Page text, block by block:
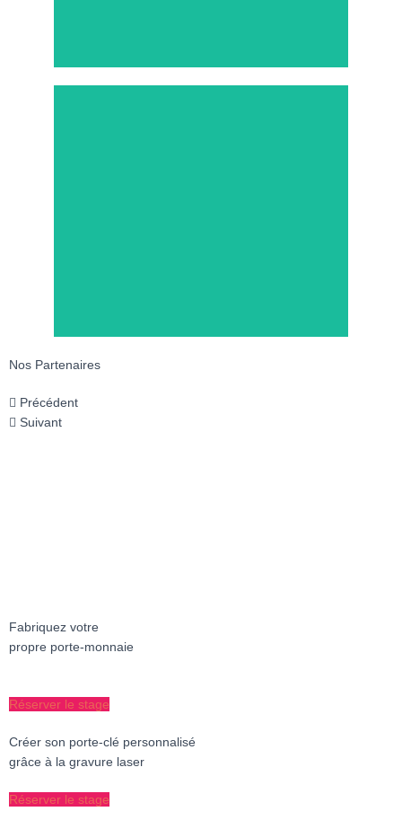
Nos Partenaires
Précédent
Suivant
Fabriquez votre
propre porte-monnaie
Réserver le stage
Créer son porte-clé personnalisé
grâce à la gravure laser
Réserver le stage